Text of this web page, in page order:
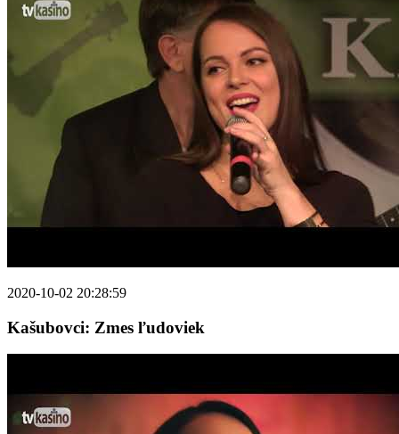
2020-10-02 20:28:59
Kašubovci: Zmes ľudoviek